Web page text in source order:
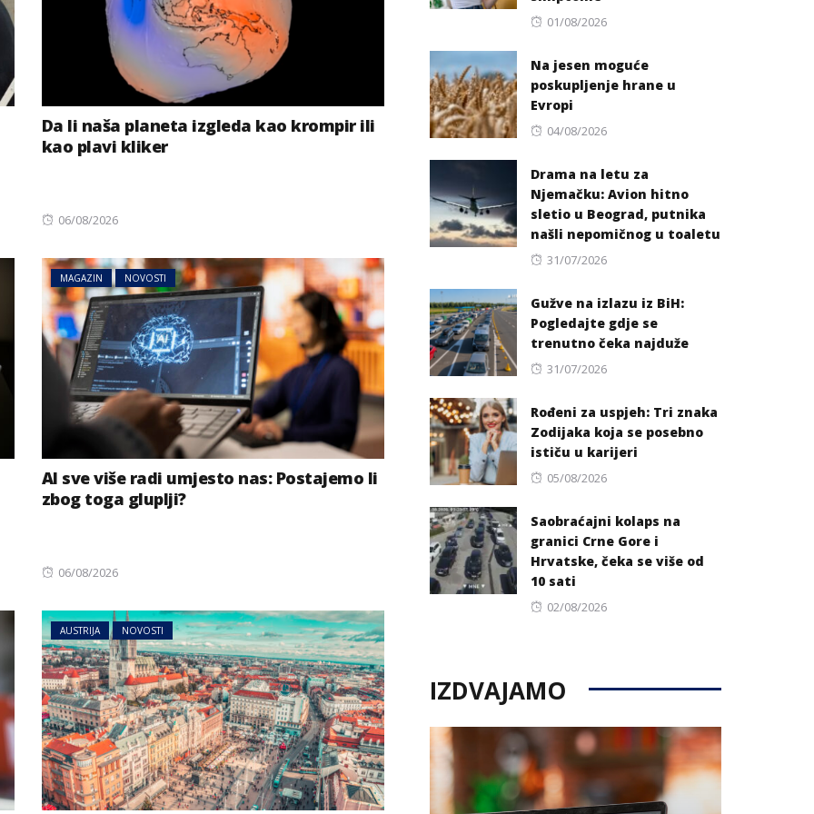
Da li naša planeta izgleda kao krompir ili
kao plavi kliker
Posted
06/08/2026
MAGAZIN NOVOSTI
AI sve više radi umjesto nas: Postajemo li
zbog toga gluplji?
Posted
06/08/2026
AUSTRIJA NOVOSTI
Posted
01/08/2026
Na jesen moguće
poskupljenje hrane u
Evropi
Posted
04/08/2026
Drama na letu za
Njemačku: Avion hitno
sletio u Beograd, putnika
našli nepomičnog u toaletu
Posted
31/07/2026
Gužve na izlazu iz BiH:
Pogledajte gdje se
trenutno čeka najduže
Posted
31/07/2026
Rođeni za uspjeh: Tri znaka
Zodijaka koja se posebno
ističu u karijeri
Posted
05/08/2026
Saobraćajni kolaps na
granici Crne Gore i
Hrvatske, čeka se više od
10 sati
Posted
02/08/2026
IZDVAJAMO